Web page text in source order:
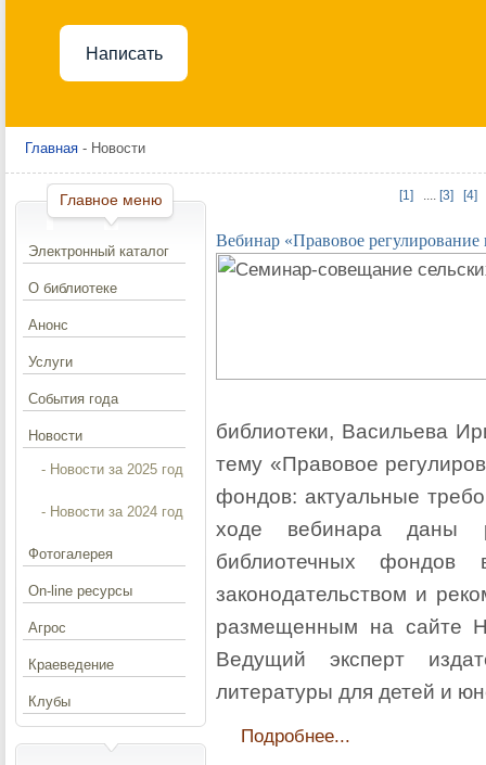
Написать
Главная - Новости
[1] .... [3] [4]
Вебинар «Правовое
библиотеки, Васильева
тему «Правовое
фондов: актуальные
ходе вебинара даны
библиотечных фондов
законодательством и
размещенным на сайте
Ведущий эксперт
литературы для детей и
Подробнее...
Главное меню
Электронный каталог
О библиотеке
Анонс
Услуги
События года
Новости
- Новости за 2025 год
- Новости за 2024 год
Фотогалерея
On-line ресурсы
Агрос
Краеведение
Клубы